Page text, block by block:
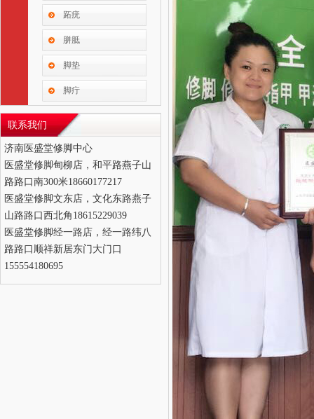
跖疣
胼胝
脚垫
脚疔
联系我们
济南医盛堂修脚中心
医盛堂修脚甸柳店，和平路燕子山
路路口南300米18660177217
医盛堂修脚文东店，文化东路燕子
山路路口西北角18615229039
医盛堂修脚经一路店，经一路纬八
路路口顺祥新居东门大门口
155554180695